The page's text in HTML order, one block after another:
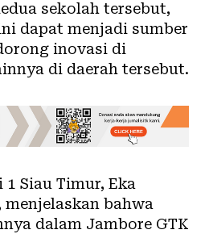
sekolah tersebut,
dapat menjadi sumber
inovasi di
di daerah tersebut.
1 Siau Timur, Eka
bahwa
dalam Jambore GTK